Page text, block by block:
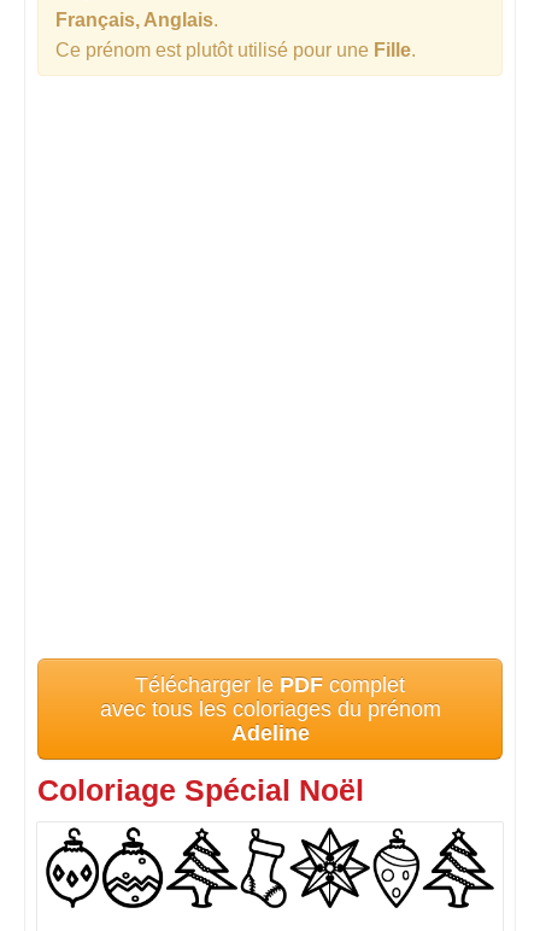
Français, Anglais.
Ce prénom est plutôt utilisé pour une Fille.
Télécharger le PDF complet
avec tous les coloriages du prénom
Adeline
Coloriage Spécial Noël